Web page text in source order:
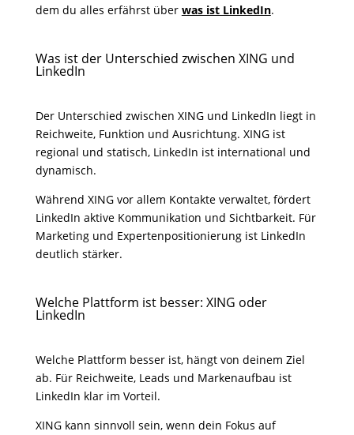
dem du alles erfährst über was ist LinkedIn.
Was ist der Unterschied zwischen XING und
LinkedIn
Der Unterschied zwischen XING und LinkedIn liegt in
Reichweite, Funktion und Ausrichtung. XING ist
regional und statisch, LinkedIn ist international und
dynamisch.
Während XING vor allem Kontakte verwaltet, fördert
LinkedIn aktive Kommunikation und Sichtbarkeit. Für
Marketing und Expertenpositionierung ist LinkedIn
deutlich stärker.
Welche Plattform ist besser: XING oder
LinkedIn
Welche Plattform besser ist, hängt von deinem Ziel
ab. Für Reichweite, Leads und Markenaufbau ist
LinkedIn klar im Vorteil.
XING kann sinnvoll sein, wenn dein Fokus auf